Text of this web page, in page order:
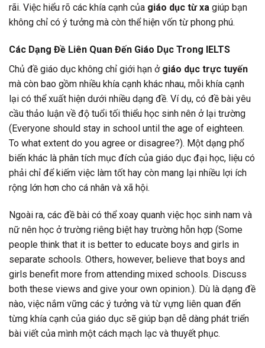
rãi. Việc hiểu rõ các khía cạnh của giáo dục từ xa giúp bạn
không chỉ có ý tưởng mà còn thể hiện vốn từ phong phú.
Các Dạng Đề Liên Quan Đến Giáo Dục Trong IELTS
Chủ đề giáo dục không chỉ giới hạn ở giáo dục trực tuyến
mà còn bao gồm nhiều khía cạnh khác nhau, mỗi khía cạnh
lại có thể xuất hiện dưới nhiều dạng đề. Ví dụ, có đề bài yêu
cầu thảo luận về độ tuổi tối thiểu học sinh nên ở lại trường
(Everyone should stay in school until the age of eighteen.
To what extent do you agree or disagree?). Một dạng phổ
biến khác là phân tích mục đích của giáo dục đại học, liệu có
phải chỉ để kiếm việc làm tốt hay còn mang lại nhiều lợi ích
rộng lớn hơn cho cá nhân và xã hội.
Ngoài ra, các đề bài có thể xoay quanh việc học sinh nam và
nữ nên học ở trường riêng biệt hay trường hỗn hợp (Some
people think that it is better to educate boys and girls in
separate schools. Others, however, believe that boys and
girls benefit more from attending mixed schools. Discuss
both these views and give your own opinion.). Dù là dạng đề
nào, việc nắm vững các ý tưởng và từ vựng liên quan đến
từng khía cạnh của giáo dục sẽ giúp bạn dễ dàng phát triển
bài viết của mình một cách mạch lạc và thuyết phục.